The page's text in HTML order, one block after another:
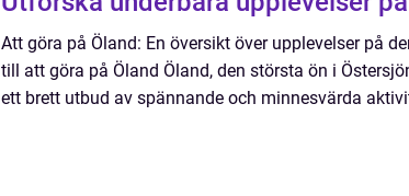
Att göra på Öland: En översikt över upplevelser på
till att göra på Öland Öland, den största ön i
ett brett utbud av spännande och minnesvärda